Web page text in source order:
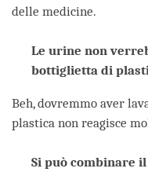
delle medicine.
Le urine non
bottiglietta di
Beh, dovremmo aver
plastica non reagisce
Si può combinare